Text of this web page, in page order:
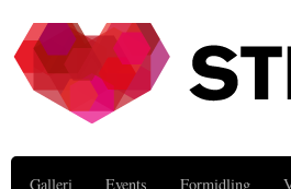
Galleri Events Formidling